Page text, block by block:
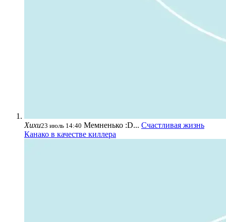
Хихи23 июль 14:40 Мемненько :D... Счастливая жизнь
Канако в качестве киллера